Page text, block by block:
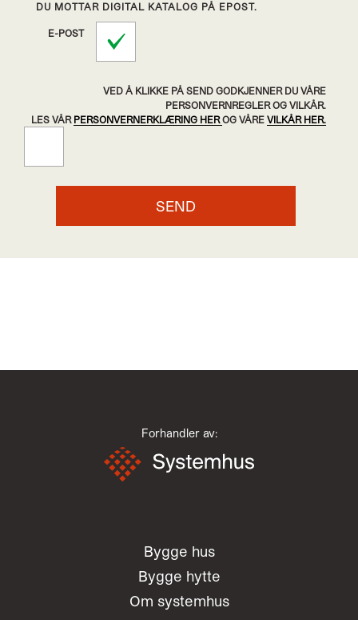
DU MOTTAR DIGITAL KATALOG PÅ EPOST.
E-POST
VED Å KLIKKE PÅ SEND GODKJENNER DU VÅRE
PERSONVERNREGLER OG VILKÅR.
LES VÅR PERSONVERNERKLÆRING HEROG VÅRE VILKÅR HER.
Forhandler av:
Bygge hus
Bygge hytte
Om systemhus